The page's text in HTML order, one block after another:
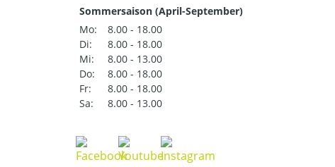
Sommersaison (April-September)
Mo:
8.00 - 18.00
Di:
8.00 - 18.00
Mi:
8.00 - 13.00
Do:
8.00 - 18.00
Fr:
8.00 - 18.00
Sa:
8.00 - 13.00